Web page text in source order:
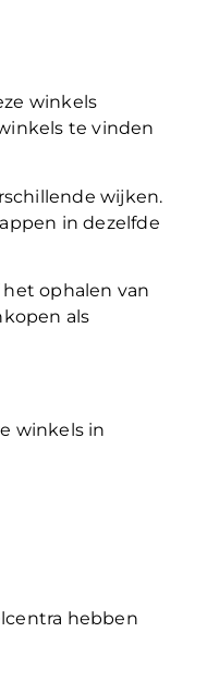
winkels
te vinden
wijken.
in dezelfde
ophalen van
als
winkels in
hebben